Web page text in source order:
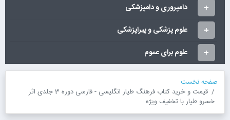
دامپروری و دامپزشکی
علوم پزشکی و پیراپزشکی
علوم برای عموم
صفحه نخست
قیمت و خرید کتاب فرهنگ طیار انگلیسی - فارسی دوره 3 جلدی اثر
خسرو طیار با تخفیف ویژه